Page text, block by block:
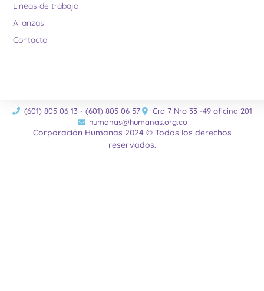
Lineas de trabajo
Alianzas
Contacto
(601) 805 06 13 - (601) 805 06 57
Cra 7 Nro 33 -49 oficina 201
humanas@humanas.org.co
Corporación Humanas 2024 © Todos los derechos
reservados.